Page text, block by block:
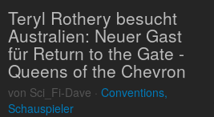
Teryl Rothery besucht
Australien: Neuer Gast
für Return to the Gate -
Queens of the Chevron
von Sci_Fi-Dave ·Conventions,
Schauspieler